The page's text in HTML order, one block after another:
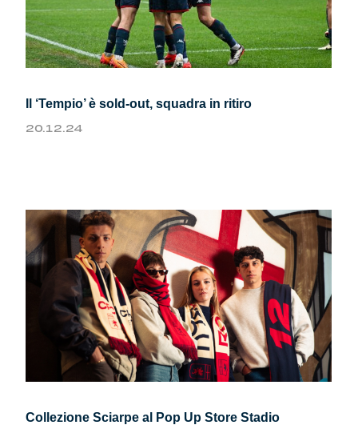
Il ‘Tempio’ è sold-out, squadra in ritiro
20.12.24
Collezione Sciarpe al Pop Up Store Stadio